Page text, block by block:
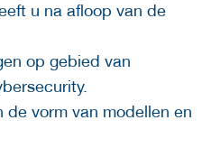
u na afloop van de
op gebied van
vorm van modellen en